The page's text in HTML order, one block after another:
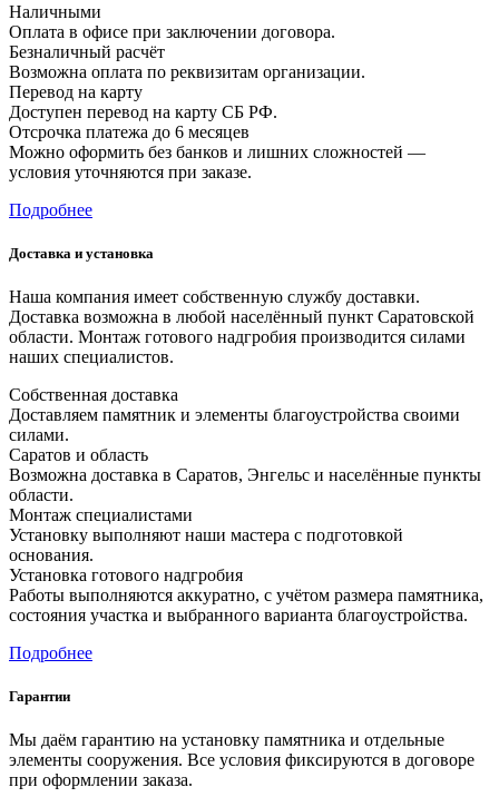
Наличными
Оплата в офисе при заключении договора.
Безналичный расчёт
Возможна оплата по реквизитам организации.
Перевод на карту
Доступен перевод на карту СБ РФ.
Отсрочка платежа до 6 месяцев
Можно оформить без банков и лишних сложностей —
условия уточняются при заказе.
Подробнее
Доставка и установка
Наша компания имеет собственную службу доставки.
Доставка возможна в любой населённый пункт Саратовской
области. Монтаж готового надгробия производится силами
наших специалистов.
Собственная доставка
Доставляем памятник и элементы благоустройства своими
силами.
Саратов и область
Возможна доставка в Саратов, Энгельс и населённые пункты
области.
Монтаж специалистами
Установку выполняют наши мастера с подготовкой
основания.
Установка готового надгробия
Работы выполняются аккуратно, с учётом размера памятника,
состояния участка и выбранного варианта благоустройства.
Подробнее
Гарантии
Мы даём гарантию на установку памятника и отдельные
элементы сооружения. Все условия фиксируются в договоре
при оформлении заказа.